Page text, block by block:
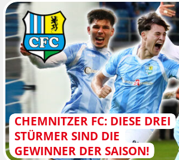
CHEMNITZER FC: DIESE DREI
STÜRMER SIND DIE
GEWINNER DER SAISON!